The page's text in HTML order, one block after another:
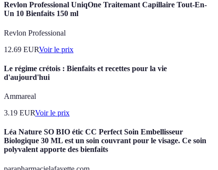
Revlon Professional UniqOne Traitemant Capillaire Tout-En-
Un 10 Bienfaits 150 ml
Revlon Professional
12.69 EURVoir le prix
Le régime crétois : Bienfaits et recettes pour la vie
d'aujourd'hui
Ammareal
3.19 EURVoir le prix
Léa Nature SO BIO étic CC Perfect Soin Embellisseur
Biologique 30 ML est un soin couvrant pour le visage. Ce soin
polyvalent apporte des bienfaits